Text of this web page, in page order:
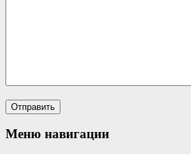
Меню навигации